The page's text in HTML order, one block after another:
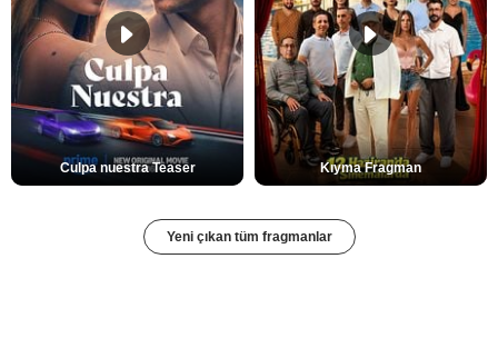
Culpa nuestra Teaser Kıyma Fragman
Yeni çıkan tüm fragmanlar